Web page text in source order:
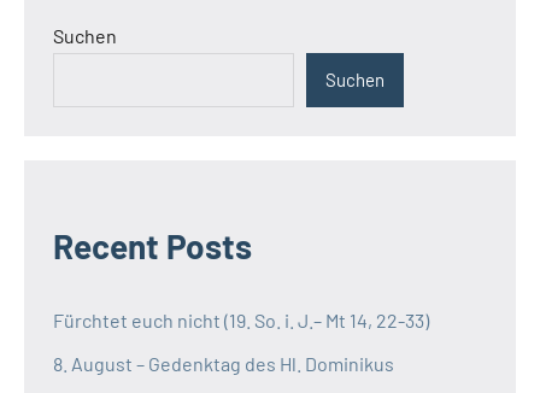
Suchen
Suchen
Recent Posts
Fürchtet euch nicht (19. So. i. J.– Mt 14, 22-33)
8. August – Gedenktag des Hl. Dominikus